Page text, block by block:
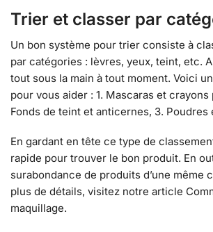
Trier et classer par
Un bon système pour trier consiste à
par catégories : lèvres, yeux, teint, etc.
tout sous la main à tout moment. Voici
pour vous aider : 1. Mascaras et crayons
Fonds de teint et anticernes, 3. Poudres
En gardant en tête ce type de
rapide pour trouver le bon produit. En
surabondance de produits d’une même
plus de détails, visitez notre article
maquillage.